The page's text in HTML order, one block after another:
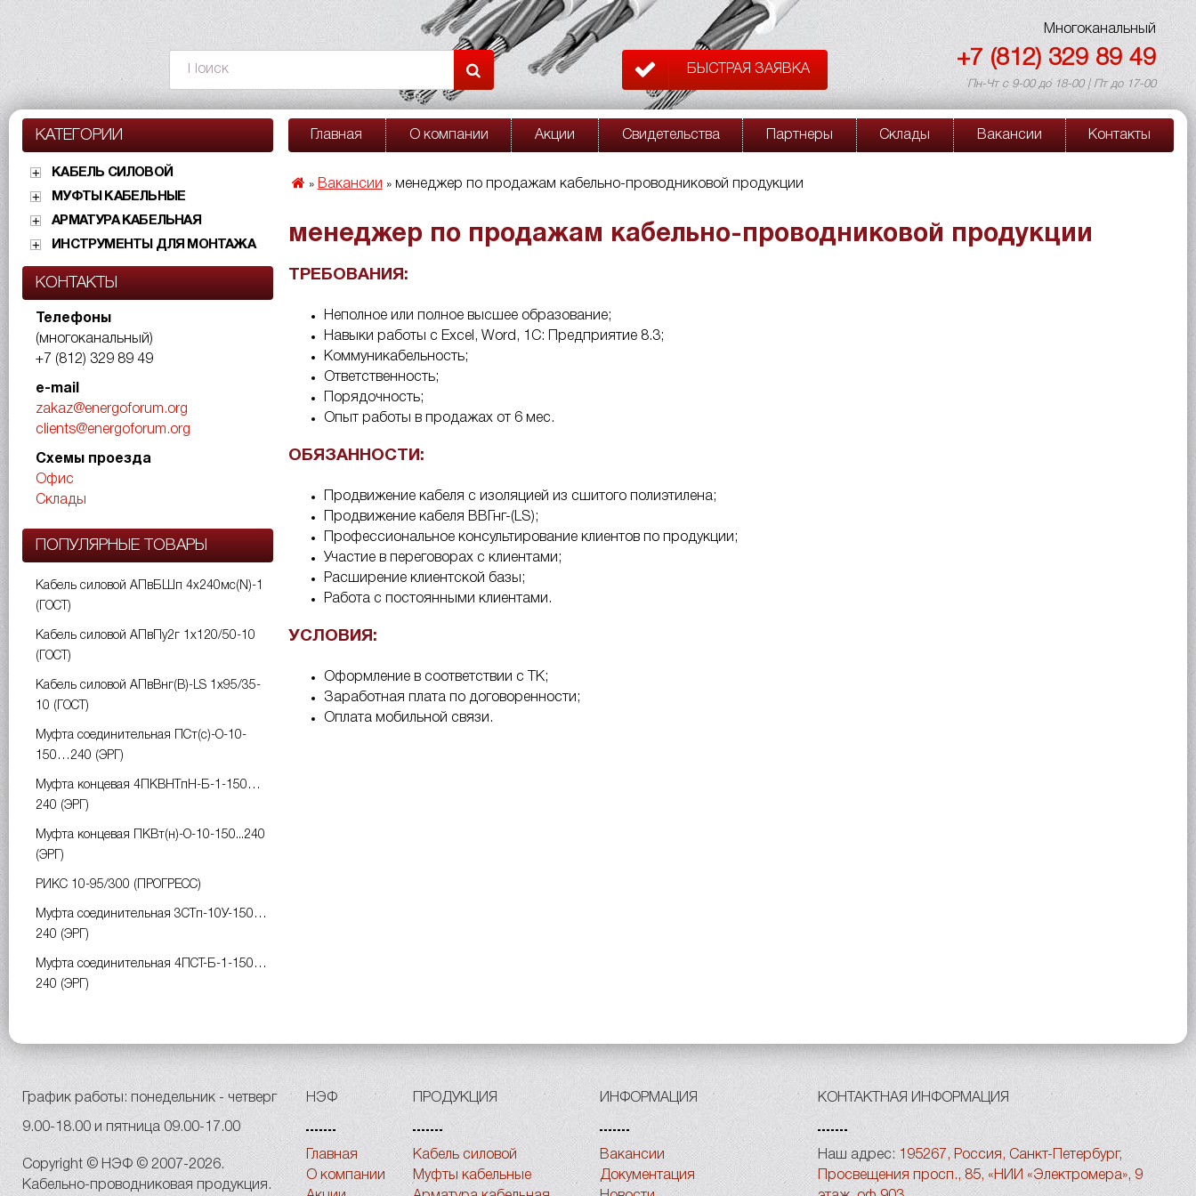
БЫСТРАЯ ЗАЯВКА
Многоканальный
+7 (812) 329 89 49
Пн-Чт с 9-00 до 18-00 | Пт до 17-00
КАТЕГОРИИ
КАБЕЛЬ СИЛОВОЙ
МУФТЫ КАБЕЛЬНЫЕ
АРМАТУРА КАБЕЛЬНАЯ
ИНСТРУМЕНТЫ ДЛЯ МОНТАЖА
КОНТАКТЫ
Телефоны
(многоканальный)
+7 (812) 329 89 49
e-mail
zakaz@energoforum.org
clients@energoforum.org
Схемы проезда
Офис
Склады
ПОПУЛЯРНЫЕ ТОВАРЫ
Кабель силовой АПвБШп 4х240мс(N)-1
(ГОСТ)
Кабель силовой АПвПу2г 1х120/50-10
(ГОСТ)
Кабель силовой АПвВнг(B)-LS 1х95/35-
10 (ГОСТ)
Муфта соединительная ПСт(с)-О-10-
150…240 (ЭРГ)
Муфта концевая 4ПКВНТпН-Б-1-150…
240 (ЭРГ)
Муфта концевая ПКВт(н)-О-10-150...240
(ЭРГ)
РИКС 10-95/300 (ПРОГРЕСС)
Муфта соединительная 3СТп-10У-150…
240 (ЭРГ)
Муфта соединительная 4ПСТ-Б-1-150…
240 (ЭРГ)
Главная О компании Акции Свидетельства Партнеры Склады Вакансии Контакты
» Вакансии » менеджер по продажам кабельно-проводниковой продукции
менеджер по продажам кабельно-проводниковой продукции
ТРЕБОВАНИЯ:
Неполное или полное высшее образование;
Навыки работы с Exсel, Word, 1С: Предприятие 8.3;
Коммуникабельность;
Ответственность;
Порядочность;
Опыт работы в продажах от 6 мес.
ОБЯЗАННОСТИ:
Продвижение кабеля с изоляцией из сшитого полиэтилена;
Продвижение кабеля ВВГнг-(LS);
Профессиональное консультирование клиентов по продукции;
Участие в переговорах с клиентами;
Расширение клиентской базы;
Работа с постоянными клиентами.
УСЛОВИЯ:
Оформление в соответствии с ТК;
Заработная плата по договоренности;
Оплата мобильной связи.
НЭФ
Главная
О компании
ПРОДУКЦИЯ
Кабель силовой
Муфты кабельные
ИНФОРМАЦИЯ
Вакансии
Документация
КОНТАКТНАЯ ИНФОРМАЦИЯ
Наш адрес: 195267, Россия, Санкт-Петербург,
Просвещения просп., 85, «НИИ «Электромера», 9
График работы: понедельник - четверг
9.00-18.00 и пятница 09.00-17.00
Copyright © НЭФ © 2007-2026.
Кабельно-проводниковая продукция.